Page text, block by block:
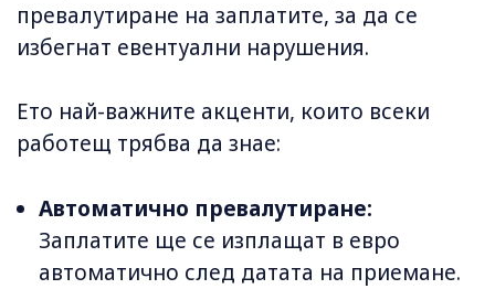
превалутиране на заплатите, за да се
избегнат евентуални нарушения.
Ето най-важните акценти, които всеки
работещ трябва да знае:
Автоматично превалутиране:
Заплатите ще се изплащат в евро
автоматично след датата на приемане.